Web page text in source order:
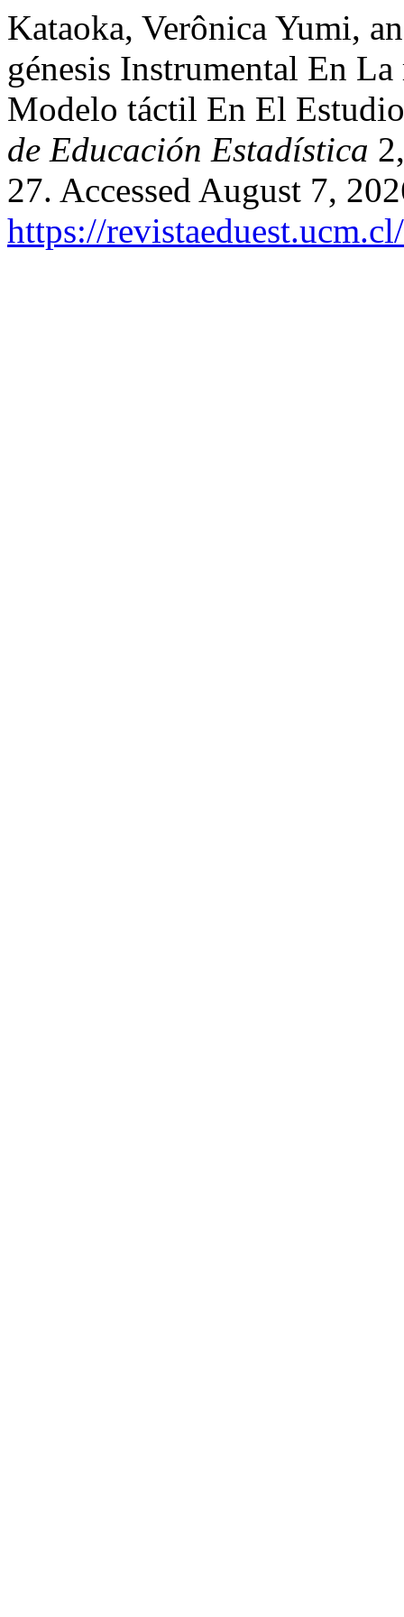
Kataoka, Verônica Yumi,
génesis Instrumental En
Modelo táctil En El
de Educación Estadística
27. Accessed August 7,
https://